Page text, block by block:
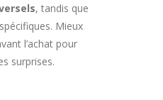
, tandis que
Mieux
l’achat pour
surprises.